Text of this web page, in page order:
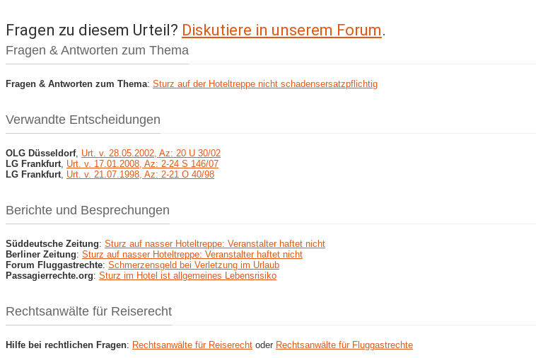
Fragen zu diesem Urteil? Diskutiere in unserem Forum.
Fragen & Antworten zum Thema
Fragen & Antworten zum Thema: Sturz auf der Hoteltreppe nicht schadensersatzpflichtig
Verwandte Entscheidungen
OLG Düsseldorf, Urt. v. 28.05.2002, Az: 20 U 30/02
LG Frankfurt Urt. v. 17.01.2008, Az: 2-24 S 146/07
LG Frankfurt Urt. v. 21.07.1998, Az: 2-21 O 40/98
Berichte und Besprechungen
Süddeutsche Zeitung: Sturz auf nasser Hoteltreppe: Veranstalter haftet nicht
Berliner Zeitung: Sturz auf nasser Hoteltreppe: Veranstalter haftet nicht
Forum Fluggastrechte: Schmerzensgeld bei Verletzung im Urlaub
Passagierrechte.org: Sturz im Hotel ist allgemeines Lebensrisiko
Rechtsanwälte für Reiserecht
Hilfe bei rechtlichen Fragen: Rechtsanwälte für Reiserecht oder Rechtsanwälte für Fluggastrechte